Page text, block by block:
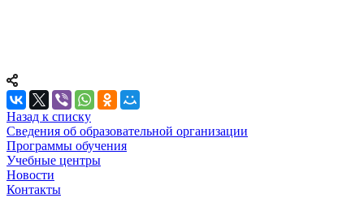
Назад к списку
Сведения об образовательной организации
Программы обучения
Учебные центры
Новости
Контакты